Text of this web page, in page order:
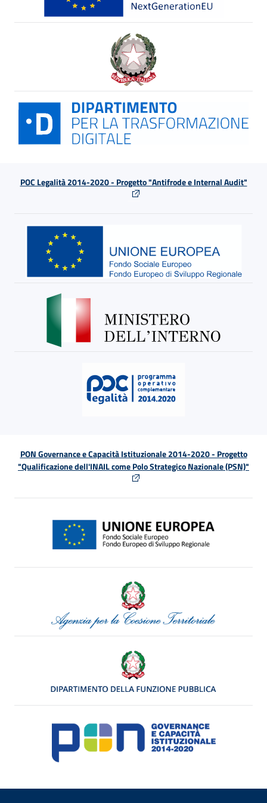
POC Legalità 2014-2020 - Progetto "Antifrode e Internal Audit"
PON Governance e Capacità Istituzionale 2014-2020 - Progetto
"Qualificazione dell'INAIL come Polo Strategico Nazionale (PSN)"